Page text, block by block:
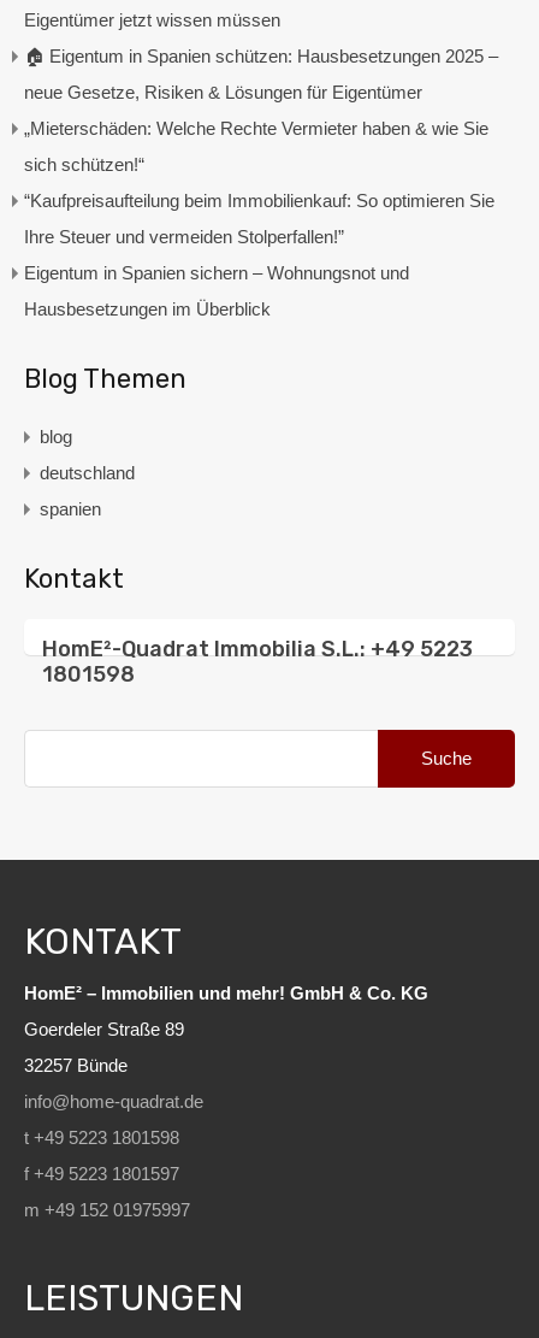
Eigentümer jetzt wissen müssen
🏠 Eigentum in Spanien schützen: Hausbesetzungen 2025 –
neue Gesetze, Risiken & Lösungen für Eigentümer
„Mieterschäden: Welche Rechte Vermieter haben & wie Sie
sich schützen!“
“Kaufpreisaufteilung beim Immobilienkauf: So optimieren Sie
Ihre Steuer und vermeiden Stolperfallen!”
Eigentum in Spanien sichern – Wohnungsnot und
Hausbesetzungen im Überblick
Blog Themen
blog
deutschland
spanien
Kontakt
HomE²-Quadrat Immobilia S.L.: +49 5223
1801598
KONTAKT
HomE² – Immobilien und mehr! GmbH & Co. KG
Goerdeler Straße 89
32257 Bünde
info@home-quadrat.de
t +49 5223 1801598
f +49 5223 1801597
m +49 152 01975997
LEISTUNGEN